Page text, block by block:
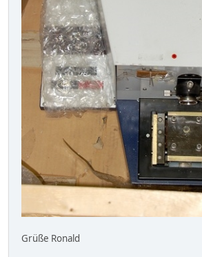
Grüße Ronald